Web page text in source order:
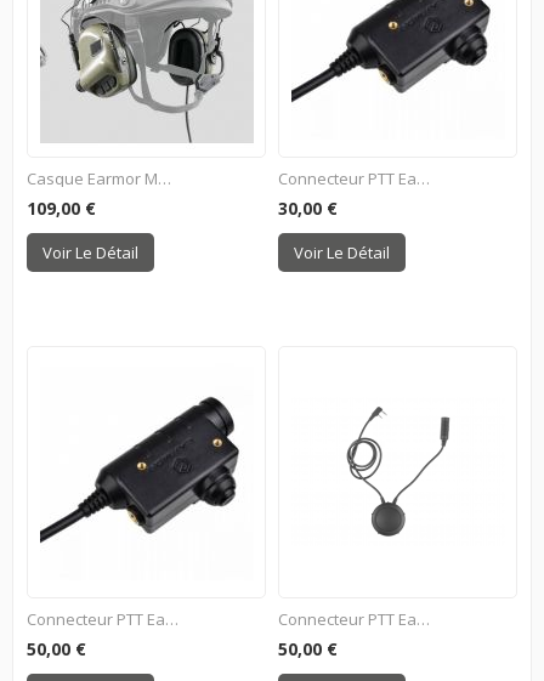
Casque Earmor M32H...
109,00 €
Voir Le Détail
Connecteur PTT Earmor M51 -...
30,00 €
Voir Le Détail
Connecteur PTT Earmor M51 -...
50,00 €
Connecteur PTT Earmor M55 -...
50,00 €